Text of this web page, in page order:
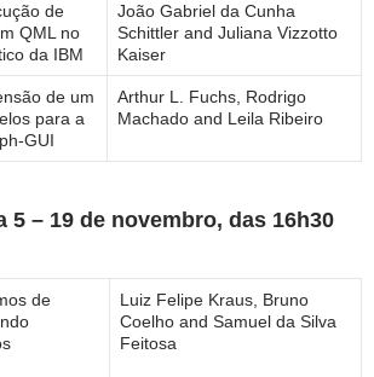
de
QML no
da IBM
João Gabriel da Cunha
Schittler and Juliana Vizzotto
Kaiser
de um
para a
GUI
Arthur L. Fuchs, Rodrigo
Machado and Leila Ribeiro
5 – 19 de novembro, das 16h30
de
Luiz Felipe Kraus, Bruno
Coelho and Samuel da Silva
Feitosa